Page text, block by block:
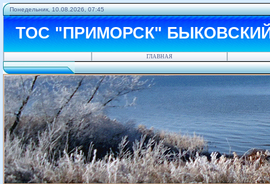
Понедельник, 10.08.2026, 07:45
ТОС "ПРИМОРСК"
ГЛАВНАЯ